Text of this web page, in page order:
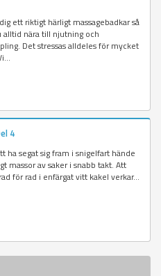
ett riktigt härligt massagebadkar så
alltid nära till njutning och
Det stressas alldeles för mycket
4
ha segat sig fram i snigelfart hände
massor av saker i snabb takt. Att
för rad i enfärgat vitt kakel verkar...